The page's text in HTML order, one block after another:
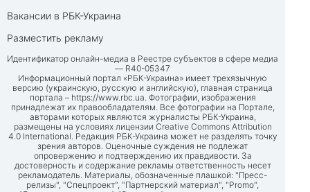
Вакансии в РБК-Украина
Разместить рекламу
Идентификатор онлайн-медиа в Реестре субъектов в сфере медиа
— R40-05347
Информационный портал «РБК-Украина» имеет трехязычную
версию (украинскую, русскую и английскую), главная страница
портала – https://www.rbc.ua . Фотографии, изображения
принадлежат их правообладателям. Все фотографии на Портале,
авторами которых являются журналисты РБК-Украина,
размещены на условиях лицензии Creative Commons Attribution
4.0 International. Редакция РБК-Украина может не разделять точку
зрения авторов. Оценочные суждения не подлежат
опровержению и подтверждению их правдивости. За
достоверность и содержание рекламы ответственность несет
рекламодатель. Материалы, обозначенные плашкой: "Пресс-
релизы", "Спецпроект", "Партнерский материал", "Promo",